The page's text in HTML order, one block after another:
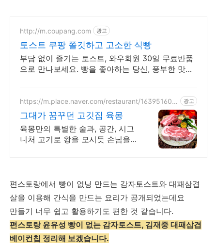
http://m.coupang.com 광고
토스트 쿠팡 쫄깃하고 고소한 식빵
부담 없이 즐기는 토스트, 와우회원 30일 무료반품
으로 만나보세요. 빵을 좋아하는 당신, 풍부한 맛을
https://m.place.naver.com/restaurant/163951608
광고
그대가 꿈꾸던 고깃집 육몽
육몽만의 특별한 술과, 공간, 시그
니처 고기로 왕을 모시듯 손님을
편스토랑에서 빵이 없닝 만드는 감자토스트와 대패삼겹
살을 이용해 간식을 만드는 요리가 공개되었는데요
만들기 너무 쉽고 활용하기도 편한 것 같습니다.
편스토랑 윤유성 빵이 없는 감자토스트, 김재중 대패삽겹
베이컨칩 정리해 보겠습니다.